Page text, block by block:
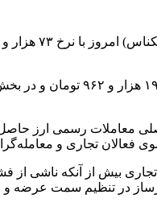
معاملات رسمی ارز حاصل
فعالان تجاری و
بیش از آنکه ناشی از
در تنظیم سمت عرضه و